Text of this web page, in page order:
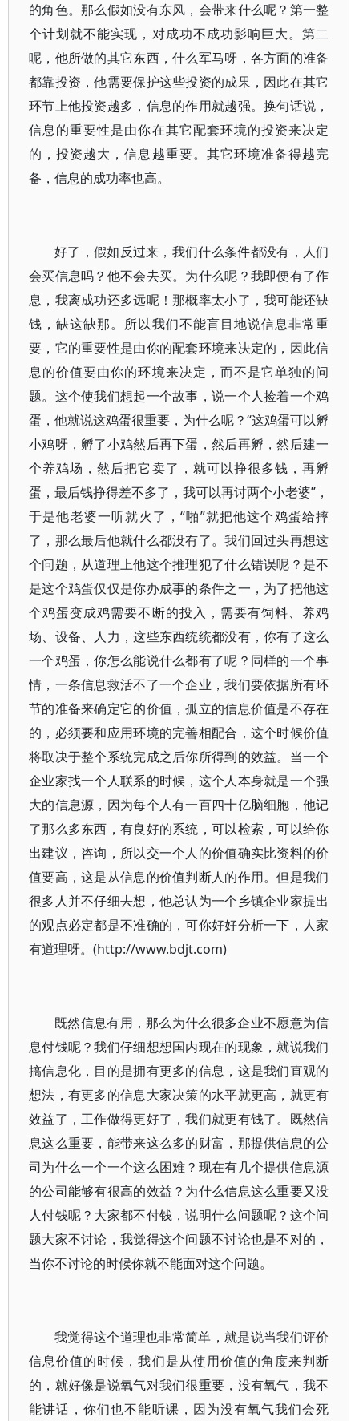
的角色。那么假如没有东风，会带来什么呢？第一整
个计划就不能实现，对成功不成功影响巨大。第二
呢，他所做的其它东西，什么军马呀，各方面的准备
都靠投资，他需要保护这些投资的成果，因此在其它
环节上他投资越多，信息的作用就越强。换句话说，
信息的重要性是由你在其它配套环境的投资来决定
的，投资越大，信息越重要。其它环境准备得越完
备，信息的成功率也高。
好了，假如反过来，我们什么条件都没有，人们
会买信息吗？他不会去买。为什么呢？我即便有了作
息，我离成功还多远呢！那概率太小了，我可能还缺
钱，缺这缺那。所以我们不能盲目地说信息非常重
要，它的重要性是由你的配套环境来决定的，因此信
息的价值要由你的环境来决定，而不是它单独的问
题。这个使我们想起一个故事，说一个人捡着一个鸡
蛋，他就说这鸡蛋很重要，为什么呢？“这鸡蛋可以孵
小鸡呀，孵了小鸡然后再下蛋，然后再孵，然后建一
个养鸡场，然后把它卖了，就可以挣很多钱，再孵
蛋，最后钱挣得差不多了，我可以再讨两个小老婆”，
于是他老婆一听就火了，“啪”就把他这个鸡蛋给摔
了，那么最后他就什么都没有了。我们回过头再想这
个问题，从道理上他这个推理犯了什么错误呢？是不
是这个鸡蛋仅仅是你办成事的条件之一，为了把他这
个鸡蛋变成鸡需要不断的投入，需要有饲料、养鸡
场、设备、人力，这些东西统统都没有，你有了这么
一个鸡蛋，你怎么能说什么都有了呢？同样的一个事
情，一条信息救活不了一个企业，我们要依据所有环
节的准备来确定它的价值，孤立的信息价值是不存在
的，必须要和应用环境的完善相配合，这个时候价值
将取决于整个系统完成之后你所得到的效益。当一个
企业家找一个人联系的时候，这个人本身就是一个强
大的信息源，因为每个人有一百四十亿脑细胞，他记
了那么多东西，有良好的系统，可以检索，可以给你
出建议，咨询，所以交一个人的价值确实比资料的价
值要高，这是从信息的价值判断人的作用。但是我们
很多人并不仔细去想，他总认为一个乡镇企业家提出
的观点必定都是不准确的，可你好好分析一下，人家
有道理呀。(http://www.bdjt.com)
既然信息有用，那么为什么很多企业不愿意为信
息付钱呢？我们仔细想想国内现在的现象，就说我们
搞信息化，目的是拥有更多的信息，这是我们直观的
想法，有更多的信息大家决策的水平就更高，就更有
效益了，工作做得更好了，我们就更有钱了。既然信
息这么重要，能带来这么多的财富，那提供信息的公
司为什么一个一个这么困难？现在有几个提供信息源
的公司能够有很高的效益？为什么信息这么重要又没
人付钱呢？大家都不付钱，说明什么问题呢？这个问
题大家不讨论，我觉得这个问题不讨论也是不对的，
当你不讨论的时候你就不能面对这个问题。
我觉得这个道理也非常简单，就是说当我们评价
信息价值的时候，我们是从使用价值的角度来判断
的，就好像是说氧气对我们很重要，没有氧气，我不
能讲话，你们也不能听课，因为没有氧气我们会死